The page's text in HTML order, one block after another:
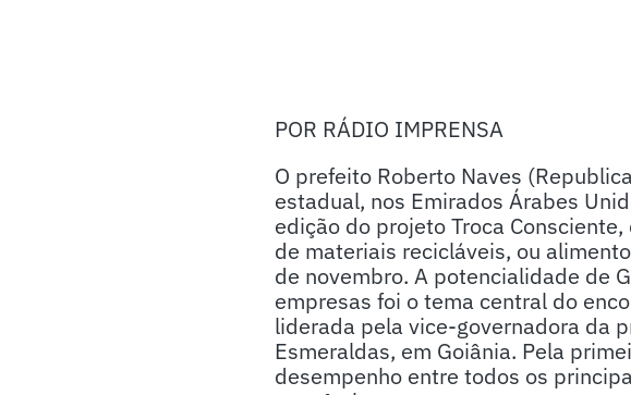
POR RÁDIO IMPRENSA
O prefeito Roberto Naves
estadual, nos Emirados Árabes
edição do projeto Troca
de materiais recicláveis, ou
de novembro. A potencialidade de
empresas foi o tema central do
liderada pela vice-governadora da
Esmeraldas, em Goiânia. Pela
desempenho entre todos os